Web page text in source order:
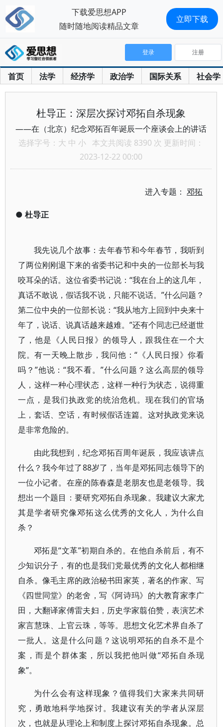
首页 法学 经济学 政治学 国际关系 社会学
登录 注册
杜导正：深层次探讨邓拓自杀现象
——在（北京）纪念邓拓百年诞辰一个座谈会上的讲话
选择字号： 大 中 小 本文共阅读 8390 次 更新时间：
2023-12-22 00:00
进入专题：邓拓
● 杜导正
我先说几个故事：去年春节和今年春节，我听到
了两位刚刚退下来的省委书记和中央的一位部长与我
咬耳朵的话。这位省委书记说：“我在台上的这几年，
真话不敢说，假话我不说，只能不说话。”什么问题？
第二位中央的一位部长说：“我从地方上回到中央来十
年了，说话、说真话越来越难。”还有个同志已经逝世
了，他是《人民日报》的领导人，跟我住在一个大
院。有一天晚上散步，我问他：“《人民日报》你看
吗？”他说：“我不看。”什么问题？这么高层的领导
人，这样一种心理状态，这样一种行为状态，说得重
一点，是我们执政党的统治危机。现在我们的官场
上，套话、空话，有时候假话连篇。这对执政党来说
是非常危险的。
由此我想到，纪念邓拓百周年诞辰，我应该讲点
什么？我今年过了88岁了，当年是邓拓同志领导下的
一位小记者。在座的陈春森是老朋友也是老领导。我
想出一个题目：要研究邓拓自杀现象。我建议大家尤
其是学者研究像邓拓这么优秀的文化人，为什么自
杀？
邓拓是“文革”初期自杀的。在他自杀前后，有不
少知识分子，有的也是我们党最优秀的文化人都相继
自杀。像毛主席的政治秘书田家英，著名的作家、写
《四世同堂》的老舍，写《阿诗玛》的大教育家李广
田，大翻译家傅雷夫妇，历史学家翦伯赞，表演艺术
家言慧珠、上官云珠，等等。思想文化艺术界自杀了
一批人。这是什么问题？这说明邓拓的自杀不是个
案，而是个群体案，所以我把他叫做“邓拓自杀现
象”。
为什么会有这样现象？值得我们大家来共同研
究，勇敢地科学地探讨。我建议有关的学者从深层
次，也就是从理论上和制度上探讨邓拓自杀现象。总
下载爱思想APP
随时随地阅读精品文章
立即下载